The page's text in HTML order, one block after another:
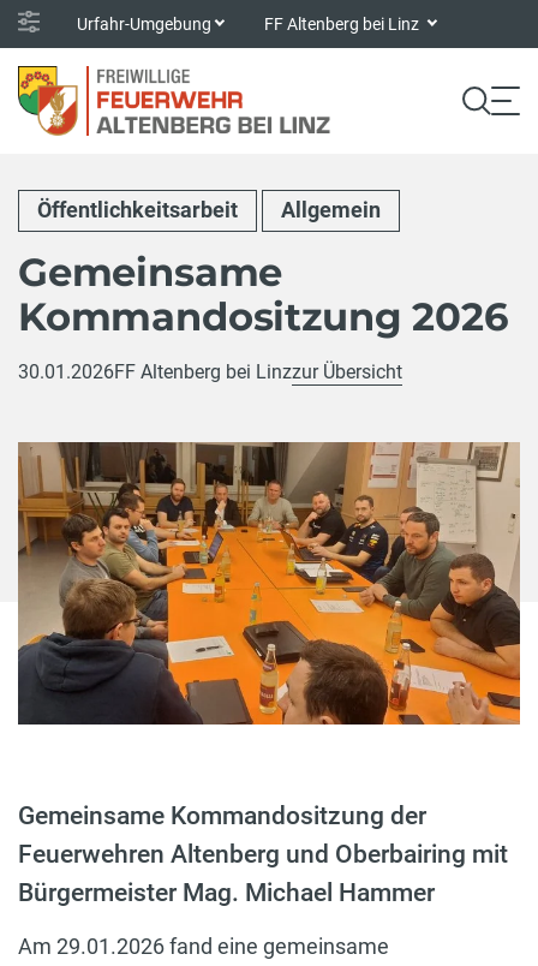
Urfahr-Umgebung FF Altenberg bei Linz
Öffentlichkeitsarbeit Allgemein
Gemeinsame
Kommandositzung 2026
30.01.2026FF Altenberg bei Linzzur Übersicht
Gemeinsame Kommandositzung der
Feuerwehren Altenberg und Oberbairing mit
Bürgermeister Mag. Michael Hammer
Am 29.01.2026 fand eine gemeinsame